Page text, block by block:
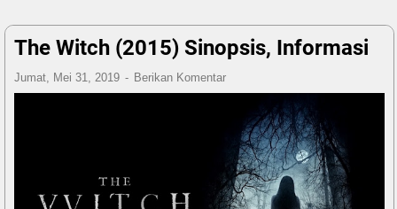
The Witch (2015) Sinopsis, Informasi
Jumat, Mei 31, 2019 Berikan Komentar